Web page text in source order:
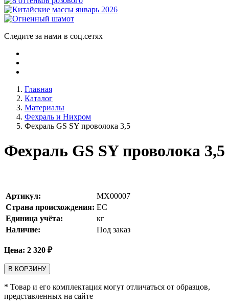
Следите за нами в соц.сетях
Главная
Каталог
Материалы
Фехраль и Нихром
Фехраль GS SY проволока 3,5
Фехраль GS SY проволока 3,5
Артикул:
MX00007
Страна происхождения: ЕС
Единица учёта:
кг
Наличие:
Под заказ
Цена: 2 320 ₽
В КОРЗИНУ
* Товар и его комплектация могут отличаться от образцов,
представленных на сайте